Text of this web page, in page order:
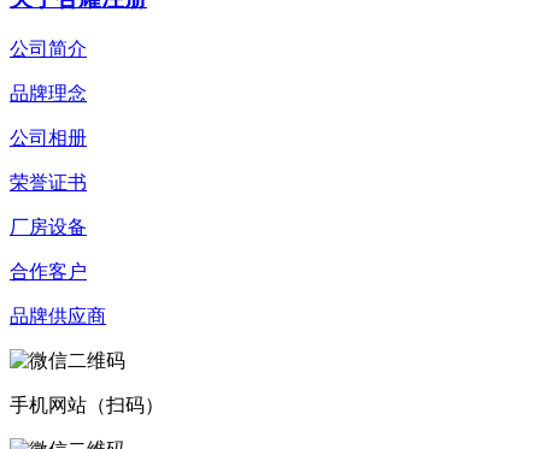
公司简介
品牌理念
公司相册
荣誉证书
厂房设备
合作客户
品牌供应商
手机网站（扫码）